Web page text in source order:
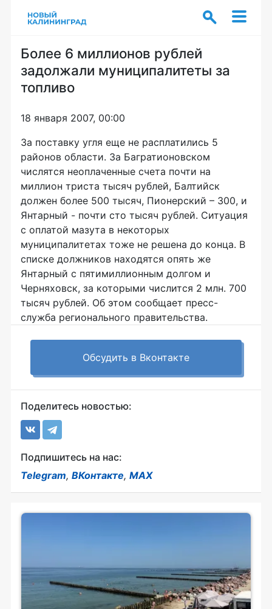
Более 6 миллионов рублей
задолжали муниципалитеты за
топливо
18 января 2007, 00:00
За поставку угля еще не расплатились 5
районов области. За Багратионовском
числятся неоплаченные счета почти на
миллион триста тысяч рублей, Балтийск
должен более 500 тысяч, Пионерский – 300, и
Янтарный - почти сто тысяч рублей. Ситуация
с оплатой мазута в некоторых
муниципалитетах тоже не решена до конца. В
списке должников находятся опять же
Янтарный с пятимиллионным долгом и
Черняховск, за которыми числится 2 млн. 700
тысяч рублей. Об этом сообщает пресс-
служба регионального правительства.
Обсудить в Вконтакте
Поделитесь новостью:
Подпишитесь на нас:
Telegram, ВКонтакте, MAX